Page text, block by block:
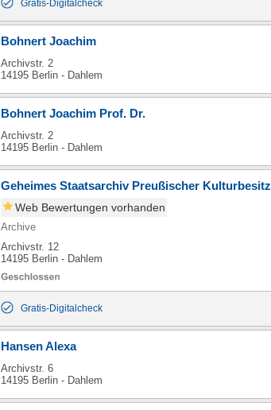
Gratis-Digitalcheck
Bohnert Joachim
Archivstr. 2
14195 Berlin - Dahlem
Bohnert Joachim Prof. Dr.
Archivstr. 2
14195 Berlin - Dahlem
Geheimes Staatsarchiv Preußischer Kulturbesitz
Web Bewertungen vorhanden
Archive
Archivstr. 12
14195 Berlin - Dahlem
Gratis-Digitalcheck
Hansen Alexa
Archivstr. 6
14195 Berlin - Dahlem